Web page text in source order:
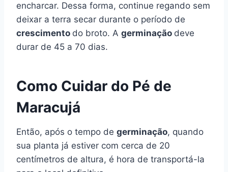
encharcar. Dessa forma, continue regando sem
deixar a terra secar durante o período de
crescimento do broto. A germinação deve
durar de 45 a 70 dias.
Como Cuidar do Pé de
Maracujá
Então, após o tempo de germinação, quando
sua planta já estiver com cerca de 20
centímetros de altura, é hora de transportá-la